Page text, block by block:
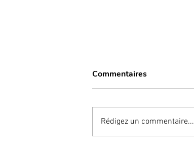
Commentaires
Rédigez un commentaire...